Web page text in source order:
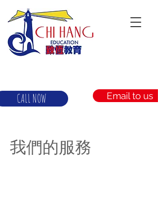
CALL NOW Email to us
我們的服務